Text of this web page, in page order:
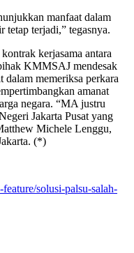
manfaat dalam
tetap terjadi,” tegasnya.
kerjasama antara
KMMSAJ mendesak
memeriksa perkara
amanat
negara. “MA justru
Jakarta Pusat yang
Michele Lenggu,
(*)
solusi-palsu-salah-